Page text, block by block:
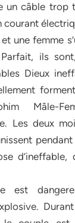
un câble trop
courant
une femme
ils
Dieux
Mâle-
Les deux
d’ineffable,
est